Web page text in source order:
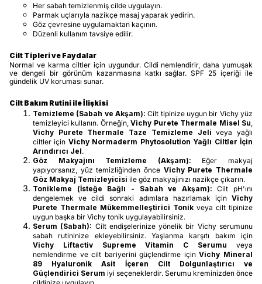
Her sabah temizlenmiş cilde uygulayın.
Parmak uçlarıyla nazikçe masaj yaparak yedirin.
Göz çevresine uygulamaktan kaçının.
Düzenli kullanım tavsiye edilir.
Cilt Tipleri ve Faydalar
Normal ve karma ciltler için uygundur. Cildi nemlendirir, daha yumuşak
ve dengeli bir görünüm kazanmasına katkı sağlar. SPF 25 içeriği ile
gündelik UV koruması sunar.
Cilt Bakım Rutini ile İlişkisi
Temizleme (Sabah ve Akşam): Cilt tipinize uygun bir Vichy yüz
temizleyici kullanın. Örneğin,Vichy Purete Thermale Misel Su
Vichy Purete Thermale Taze Temizleme Jeli veya yağlı
ciltler için Vichy Normaderm Phytosolution Yağlı Ciltler İçin
Arındırıcı Jel.
Göz Makyajını Temizleme (Akşam): Eğer makyaj
yapıyorsanız, yüz temizliğinden önce Vichy Purete Thermale
Göz Makyaj Temizleyicisi ile göz makyajınızı nazikçe çıkarın.
Tonikleme (İsteğe Bağlı - Sabah ve Akşam): Cilt pH'ını
dengelemek ve cildi sonraki adımlara hazırlamak için Vichy
Purete Thermale Mükemmelleştirici Tonik veya cilt tipinize
uygun başka bir Vichy tonik uygulayabilirsiniz.
Serum (Sabah): Cilt endişelerinize yönelik bir Vichy serumunu
sabah rutininize ekleyebilirsiniz. Yaşlanma karşıtı bakım için
Vichy Liftactiv Supreme Vitamin C Serumu veya
nemlendirme ve cilt bariyerini güçlendirme içinVichy Mineral
89 Hyaluronik Asit İçeren Cilt Dolgunlaştırıcı ve
Güçlendirici Serum iyi seçeneklerdir. Serumu kreminizden önce